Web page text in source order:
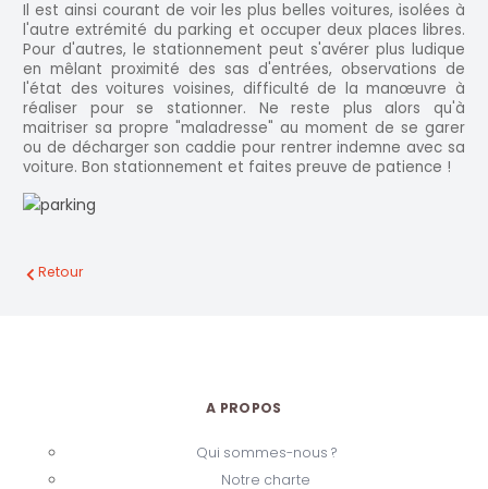
Il est ainsi courant de voir les plus belles voitures, isolées à
l'autre extrémité du parking et occuper deux places libres.
Pour d'autres, le stationnement peut s'avérer plus ludique
en mêlant proximité des sas d'entrées, observations de
l'état des voitures voisines, difficulté de la manœuvre à
réaliser pour se stationner. Ne reste plus alors qu'à
maitriser sa propre "maladresse" au moment de se garer
ou de décharger son caddie pour rentrer indemne avec sa
voiture. Bon stationnement et faites preuve de patience !
Retour
A PROPOS
Qui sommes-nous ?
Notre charte